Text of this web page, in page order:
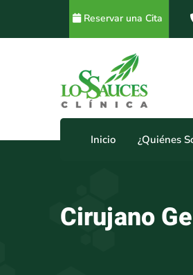
Reservar una Cita
Horarios
24 Horas
Inicio ¿Quiénes
Cirujano